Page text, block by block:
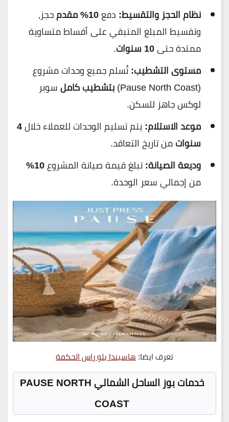
نظام الحجز والتقسيط: دفع10% مقدم
حجز،
وتقسيط المبلغ المتبقي على أقساط متساوية
ممتدة حتى10 سنوات
.
مستوى التشطيب:تُسلم جميع وحدات مشروع
(Pause North Coast)
بتشطيب كاملسوبر
لوكس جاهز للسكن.
موعد الاستلام:يتم تسليم الوحدات للعملاء خلال4
سنواتمن تاريخ التعاقد.
وديعة الصيانة:تبلغ قيمة صيانة المشروع10%
من إجمالي سعر الوحدة.
تعرف ايضا:هاسيندا بلو راس الحكمة
خدمات بوز الساحل الشمالي PAUSE NORTH
COAST